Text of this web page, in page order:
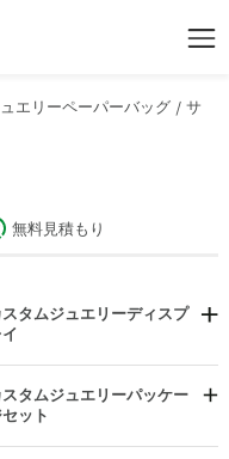
エリーペーパーバッグ /サ
無料見積もり
スタムジュエリーディスプ
レスレット/バングルディスプ
スプレイセット
ヤリングディスプレイ
スタムジュエリーパッケー
ット